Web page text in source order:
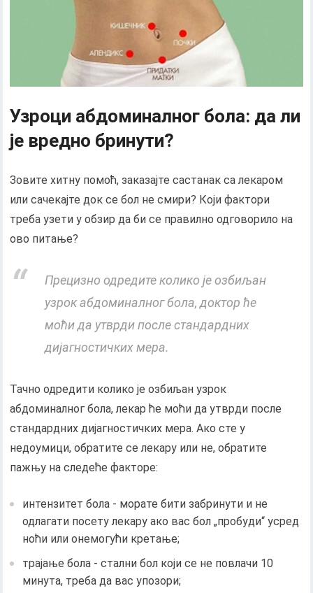
Узроци абдоминалног бола: да ли
је вредно бринути?
Зовите хитну помоћ, заказајте састанак са лекаром
или сачекајте док се бол не смири? Који фактори
треба узети у обзир да би се правилно одговорило на
ово питање?
Прецизно одредите колико је озбиљан
узрок абдоминалног бола, доктор ће
моћи да утврди после стандардних
дијагностичких мера.
Тачно одредити колико је озбиљан узрок
абдоминалног бола, лекар ће моћи да утврди после
стандардних дијагностичких мера. Ако сте у
недоумици, обратите се лекару или не, обратите
пажњу на следеће факторе:
интензитет бола - морате бити забринути и не
одлагати посету лекару ако вас бол „пробуди“ усред
ноћи или онемогући кретање;
трајање бола - стални бол који се не повлачи 10
минута, треба да вас упозори;